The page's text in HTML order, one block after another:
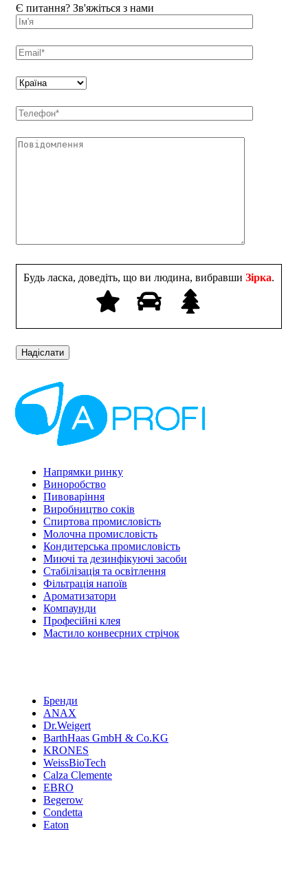
Є питання? Зв'яжіться з нами
Будь ласка, доведіть, що ви людина, вибравши Зірка.
Напрямки ринку
Виноробство
Пивоваріння
Виробництво соків
Спиртова промисловість
Молочна промисловість
Кондитерська промисловість
Миючі та дезинфікуючі засоби
Стабілізація та освітлення
Фільтрація напоїв
Ароматизатори
Компаунди
Професійні клея
Мастило конвеєрних стрічок
Бренди
ANAX
Dr.Weigert
BarthHaas GmbH & Co.KG
KRONES
WeissBioTech
Calza Clemente
EBRO
Begerow
Condetta
Eaton